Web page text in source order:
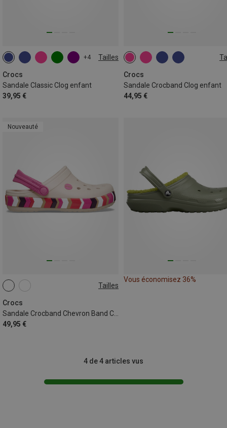
+4 Tailles
Crocs
Sandale Classic Clog enfant
39,95 €
Crocs
Sandale Crocband Clog enfant
44,95 €
Nouveauté
Tailles
Crocs
Sandale Crocband Chevron Band Clog enfant
49,95 €
Vous économisez 36%
4 de 4 articles vus